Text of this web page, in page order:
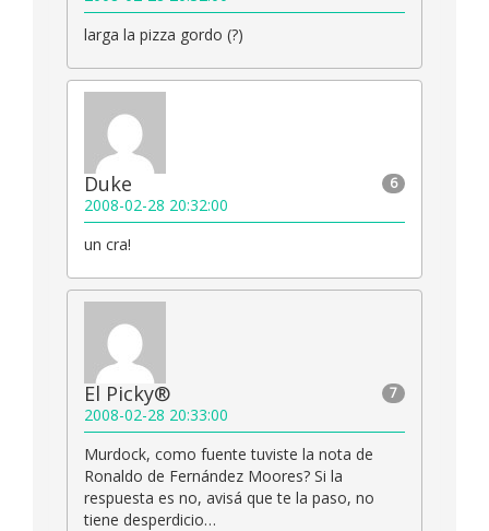
larga la pizza gordo (?)
6
Duke
2008-02-28 20:32:00
un cra!
7
El Picky®
2008-02-28 20:33:00
Murdock, como fuente tuviste la nota de
Ronaldo de Fernández Moores? Si la
respuesta es no, avisá que te la paso, no
tiene desperdicio…